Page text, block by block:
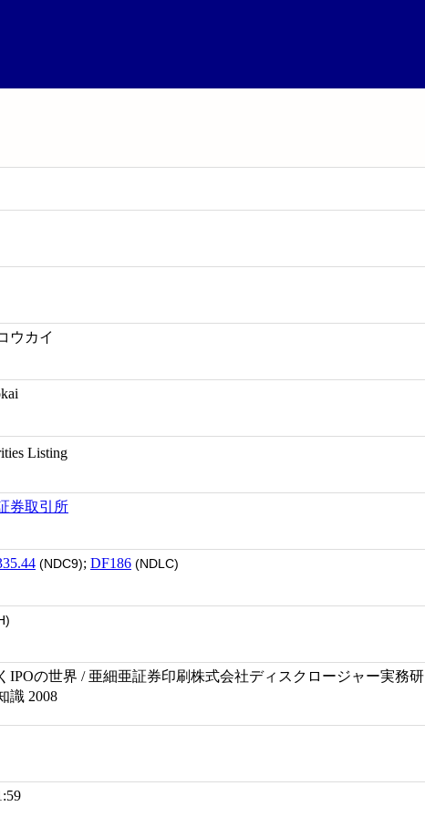
ウカイ
Listing
券取引所
(NDC9); DF186 (NDLC)
IPOの世界 / 亜細亜証券印刷株式会社ディスクロージャー実務
識 2008